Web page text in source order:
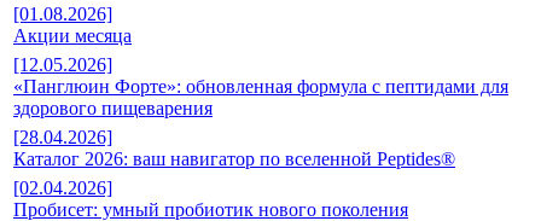
[01.08.2026]
Акции месяца
[12.05.2026]
«Панглюин Форте»: обновленная формула с пептидами для
здорового пищеварения
[28.04.2026]
Каталог 2026: ваш навигатор по вселенной Peptides®
[02.04.2026]
Пробисет: умный пробиотик нового поколения